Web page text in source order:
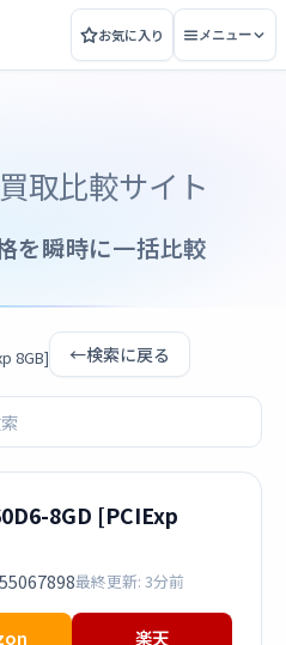
お気に入り メニュー
買取比較サイト
を瞬時に一括比較
8GB] ←検索に戻る
8GD [PCIExp
最終更新: 3分前
楽天